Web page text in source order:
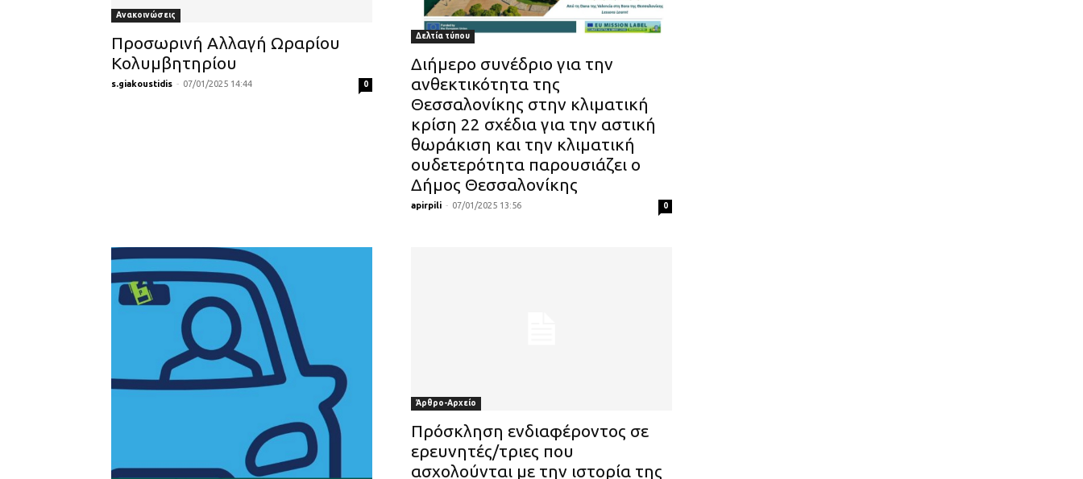
Ανακοινώσεις
Προσωρινή Αλλαγή Ωραρίου
Κολυμβητηρίου
s.giakoustidis - 07/01/2025 14:44 0
Δελτία τύπου
Διήμερο συνέδριο για την
ανθεκτικότητα της
Θεσσαλονίκης στην κλιματική
κρίση 22 σχέδια για την αστική
θωράκιση και την κλιματική
ουδετερότητα παρουσιάζει ο
Δήμος Θεσσαλονίκης
apirpili - 07/01/2025 13:56 0
Άρθρο-Αρχείο
Πρόσκληση ενδιαφέροντος σε
ερευνητές/τριες που
ασχολούνται με την ιστορία της